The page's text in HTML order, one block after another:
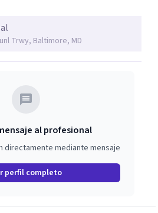
Trwy, Baltimore, MD
al profesional
directamente mediante mensaje
perfil completo